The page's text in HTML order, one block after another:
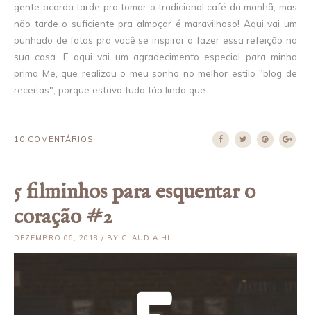
gente acorda tarde pra tomar o tradicional café da manhã, mas
não tarde o suficiente pra almoçar é maravilhoso! Aqui vai um
punhado de fotos pra você se inspirar a fazer essa refeição na
sua casa. E aqui vai um agradecimento especial para minha
prima Me, que realizou o meu sonho no melhor estilo "blog de
receitas", porque estava tudo tão lindo que...
10 COMENTÁRIOS
5 filminhos para esquentar o
coração #2
DEZEMBRO 06, 2018 / BY CLAUDIA HI